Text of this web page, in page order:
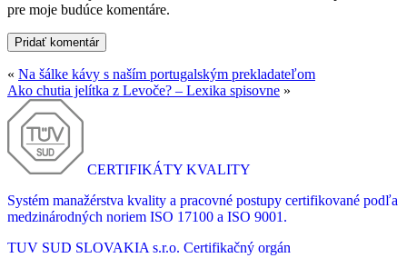
pre moje budúce komentáre.
« Na šálke kávy s naším portugalským prekladateľom
Ako chutia jelítka z Levoče? – Lexika spisovne »
CERTIFIKÁTY KVALITY
Systém manažérstva kvality a pracovné postupy certifikované podľa
medzinárodných noriem ISO 17100 a ISO 9001.
TUV SUD SLOVAKIA s.r.o. Certifikačný orgán